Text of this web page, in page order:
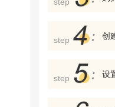
step 创
step 设